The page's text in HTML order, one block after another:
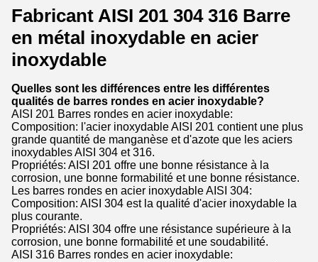
Fabricant AISI 201 304 316 Barre
en métal inoxydable en acier
inoxydable
Quelles sont les différences entre les différentes
qualités de barres rondes en acier inoxydable?
AISI 201 Barres rondes en acier inoxydable:
Composition: l'acier inoxydable AISI 201 contient une plus
grande quantité de manganèse et d'azote que les aciers
inoxydables AISI 304 et 316.
Propriétés: AISI 201 offre une bonne résistance à la
corrosion, une bonne formabilité et une bonne résistance.
Les barres rondes en acier inoxydable AISI 304:
Composition: AISI 304 est la qualité d'acier inoxydable la
plus courante.
Propriétés: AISI 304 offre une résistance supérieure à la
corrosion, une bonne formabilité et une soudabilité.
AISI 316 Barres rondes en acier inoxydable: